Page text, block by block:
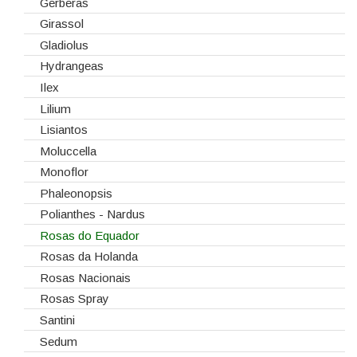
Girassol
Gladiolus
Hydrangeas
Ilex
Lilium
Lisiantos
Moluccella
Monoflor
Phaleonopsis
Polianthes - Nardus
Rosas do Equador
Rosas da Holanda
Rosas Nacionais
Rosas Spray
Santini
Sedum